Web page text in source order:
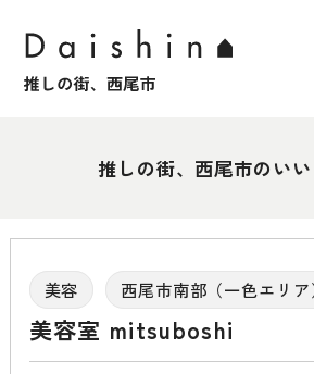
推しの街、西尾市のいい
美容 西尾市南部（一色エリア
美容室 mitsuboshi